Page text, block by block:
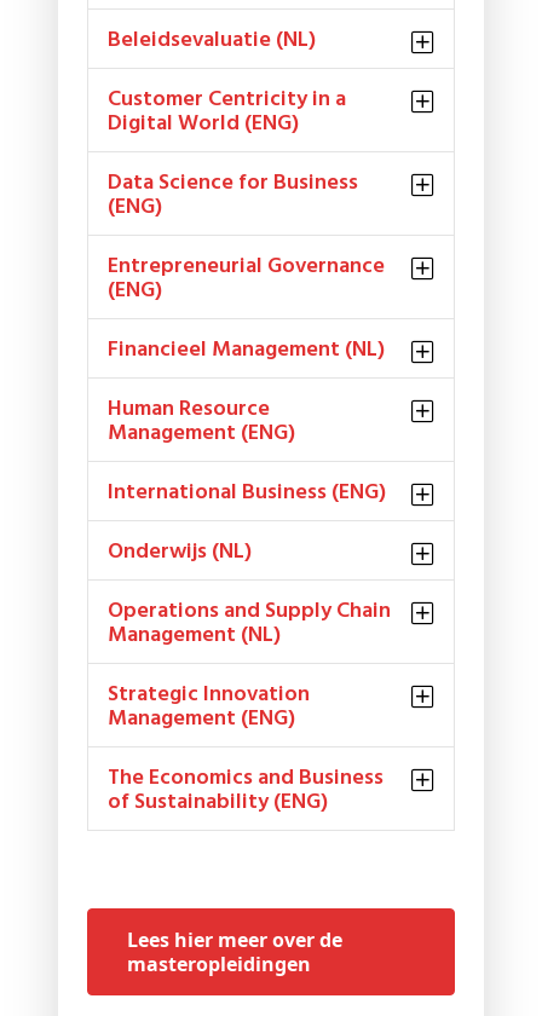
Beleidsevaluatie (NL)
Customer Centricity in a
Digital World (ENG)
Data Science for Business
(ENG)
Entrepreneurial Governance
(ENG)
Financieel Management (NL)
Human Resource
Management (ENG)
International Business (ENG)
Onderwijs (NL)
Operations and Supply Chain
Management (NL)
Strategic Innovation
Management (ENG)
The Economics and Business
of Sustainability (ENG)
Lees hier meer over de
masteropleidingen